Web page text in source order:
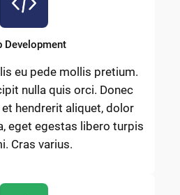
Development
eu pede mollis pretium.
nulla quis orci. Donec
hendrerit aliquet, dolor
eget egestas libero turpis
Cras varius.